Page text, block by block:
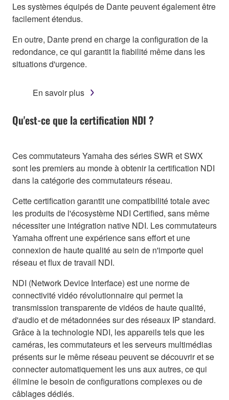
Les systèmes équipés de Dante peuvent également être
facilement étendus.
En outre, Dante prend en charge la configuration de la
redondance, ce qui garantit la fiabilité même dans les
situations d'urgence.
En savoir plus
Qu'est-ce que la certification NDI ?
Ces commutateurs Yamaha des séries SWR et SWX
sont les premiers au monde à obtenir la certification NDI
dans la catégorie des commutateurs réseau.
Cette certification garantit une compatibilité totale avec
les produits de l'écosystème NDI Certified, sans même
nécessiter une intégration native NDI. Les commutateurs
Yamaha offrent une expérience sans effort et une
connexion de haute qualité au sein de n'importe quel
réseau et flux de travail NDI.
NDI (Network Device Interface) est une norme de
connectivité vidéo révolutionnaire qui permet la
transmission transparente de vidéos de haute qualité,
d'audio et de métadonnées sur des réseaux IP standard.
Grâce à la technologie NDI, les appareils tels que les
caméras, les commutateurs et les serveurs multimédias
présents sur le même réseau peuvent se découvrir et se
connecter automatiquement les uns aux autres, ce qui
élimine le besoin de configurations complexes ou de
câblages dédiés.